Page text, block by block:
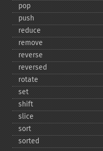
pop
push
reduce
remove
reverse
reversed
rotate
set
shift
slice
sort
sorted